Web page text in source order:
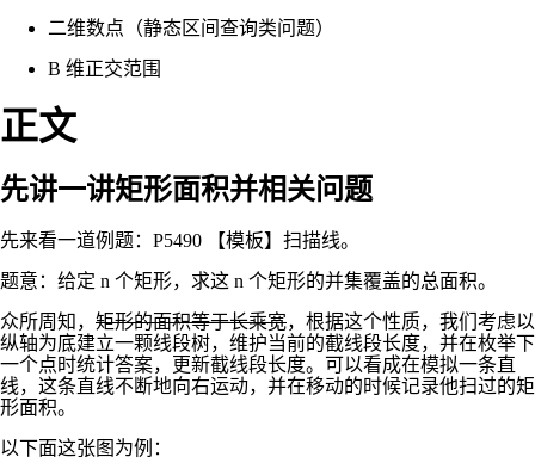
二维数点（静态区间查询类问题）
B 维正交范围
正文
先讲一讲矩形面积并相关问题
先来看一道例题：P5490 【模板】扫描线。
题意：给定 n 个矩形，求这 n 个矩形的并集覆盖的总面积。
众所周知， 矩形的面积等于长乘宽，根据这个性质，我们考虑以
纵轴为底建立一颗线段树，维护当前的截线段长度，并在枚举下
一个点时统计答案，更新截线段长度。可以看成在模拟一条直
线，这条直线不断地向右运动，并在移动的时候记录他扫过的矩
形面积。
以下面这张图为例：